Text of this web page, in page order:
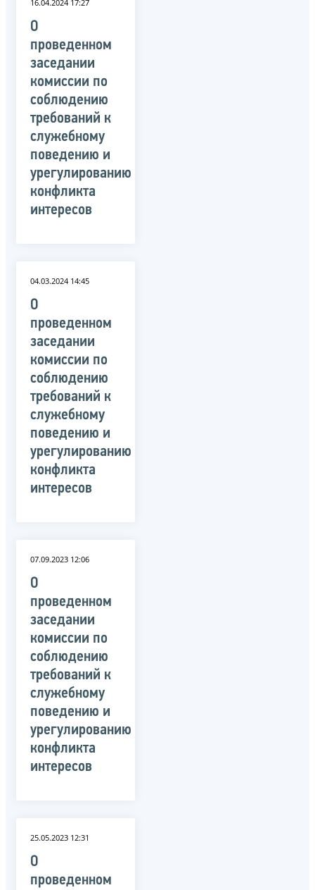
16.04.2024 17:27
О
проведенном
заседании
комиссии по
соблюдению
требований к
служебному
поведению и
урегулированию
конфликта
интересов
04.03.2024 14:45
О
проведенном
заседании
комиссии по
соблюдению
требований к
служебному
поведению и
урегулированию
конфликта
интересов
07.09.2023 12:06
О
проведенном
заседании
комиссии по
соблюдению
требований к
служебному
поведению и
урегулированию
конфликта
интересов
25.05.2023 12:31
О
проведенном